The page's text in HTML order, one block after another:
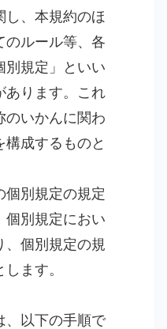
し、本規約のほ
のルール等、各
別規定」といい
あります。これ
のいかんに関わ
構成するものと
個別規定の規定
個別規定におい
、個別規定の規
ます。
、以下の手順で